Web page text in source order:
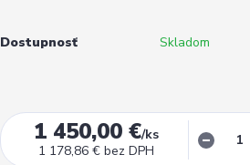
Dostupnosť Skladom
1 450,00 €/ks
1 178,86 € bez DPH